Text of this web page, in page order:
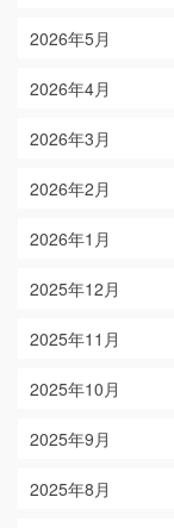
2026年5月
2026年4月
2026年3月
2026年2月
2026年1月
2025年12月
2025年11月
2025年10月
2025年9月
2025年8月